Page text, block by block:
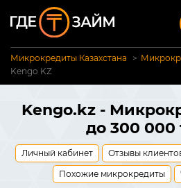
Микрокредиты Казахстана
Kengo KZ
Kengo.kz -
до 300 000
Личный кабинет Отзывы
Похожие микрокредиты